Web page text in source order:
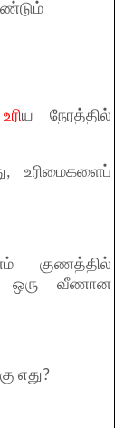
ய நேரத்தில்
உரிமைகளைப்
குணத்தில்
ஒரு வீணான
எது?